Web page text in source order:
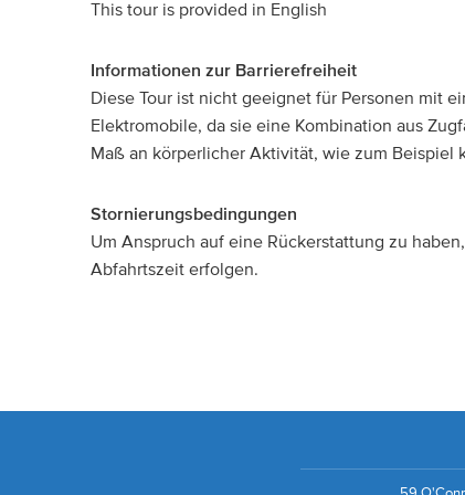
This tour is provided in English
Informationen zur Barrierefreiheit
Diese Tour ist nicht geeignet für Personen mit
Elektromobile, da sie eine Kombination aus
Maß an körperlicher Aktivität, wie zum Beispiel
Stornierungsbedingungen
Um Anspruch auf eine Rückerstattung zu
Abfahrtszeit erfolgen.